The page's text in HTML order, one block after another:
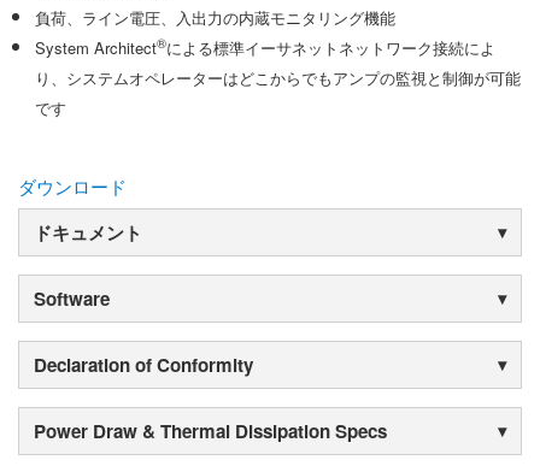
負荷、ライン電圧、入出力の内蔵モニタリング機能
System Architect®による標準イーサネットネットワーク接続によ
り、システムオペレーターはどこからでもアンプの監視と制御が可能
です
ダウンロード
ドキュメント
Software
Declaration of Conformity
Power Draw & Thermal Dissipation Specs